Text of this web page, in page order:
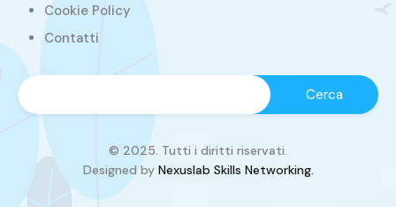
Cookie Policy
Contatti
© 2025. Tutti i diritti riservati.
Designed by Nexuslab Skills Networking.